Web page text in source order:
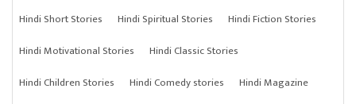
Hindi Short Stories Hindi Spiritual Stories
Hindi Fiction Stories
Hindi Motivational Stories
Hindi Classic Stories
Hindi Children Stories
Hindi Comedy stories
Hindi Magazine